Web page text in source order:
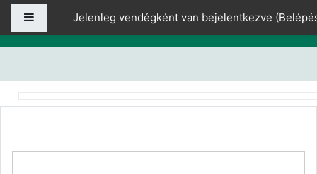
Tovább a fő tartalomhoz
OldalpanelJelenleg vendégként van bejelentkezve (